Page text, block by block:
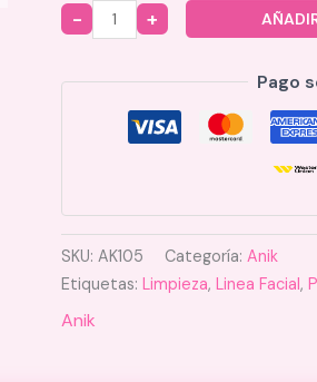
Quantity
Pago
SKU: AK105 Categoría: Anik
Etiquetas: Limpieza, Linea Facial,
Anik